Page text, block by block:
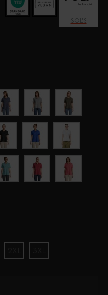
SOL’S